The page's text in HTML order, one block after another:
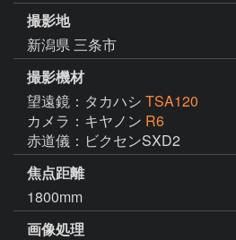
撮影地
新潟県 三条市
撮影機材
望遠鏡：タカハシ TSA120
カメラ：キヤノン R6
赤道儀：ビクセンSXD2
焦点距離
1800mm
画像処理